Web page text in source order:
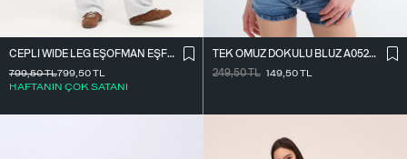
CEPLI WIDE LEG EŞOFMAN EŞF10487
799,50TL
HAFTANIN ÇOK SATANI
799,50TL
TEK OMUZ DOKULU BLUZ A0522-E2
249,50TL 149,50TL